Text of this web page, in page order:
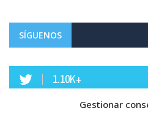
Gestionar
SÍGUENOS
1.10K+